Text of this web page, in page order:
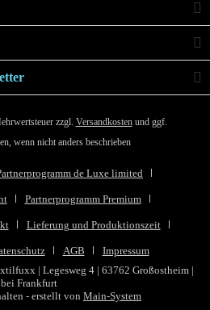
zzgl. Versandkostenund ggf.
wenn nicht anders beschrieben
de Luxe limited
Partnerprogramm Premium
Lieferung und Produktionszeit
AGB
Impressum
| Legesweg 4 | 63762 Großostheim |
bei Frankfurt
- erstellt von Main-System